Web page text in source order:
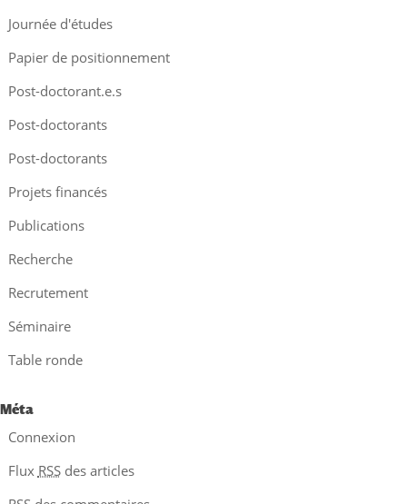
Journée d'études
Papier de positionnement
Post-doctorant.e.s
Post-doctorants
Post-doctorants
Projets financés
Publications
Recherche
Recrutement
Séminaire
Table ronde
Méta
Connexion
Flux RSSdes articles